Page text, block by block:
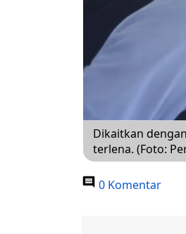
Dikaitkan
terlena. (Foto:
0 Komentar